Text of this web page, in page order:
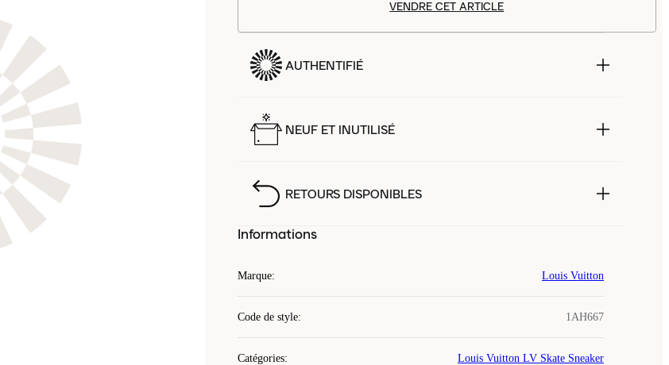
VENDRE CET ARTICLE
AUTHENTIFIÉ
NEUF ET INUTILISÉ
RETOURS DISPONIBLES
Informations
Marque: Louis Vuitton
Code de style: 1AH667
Catégories: Louis Vuitton LV Skate Sneaker